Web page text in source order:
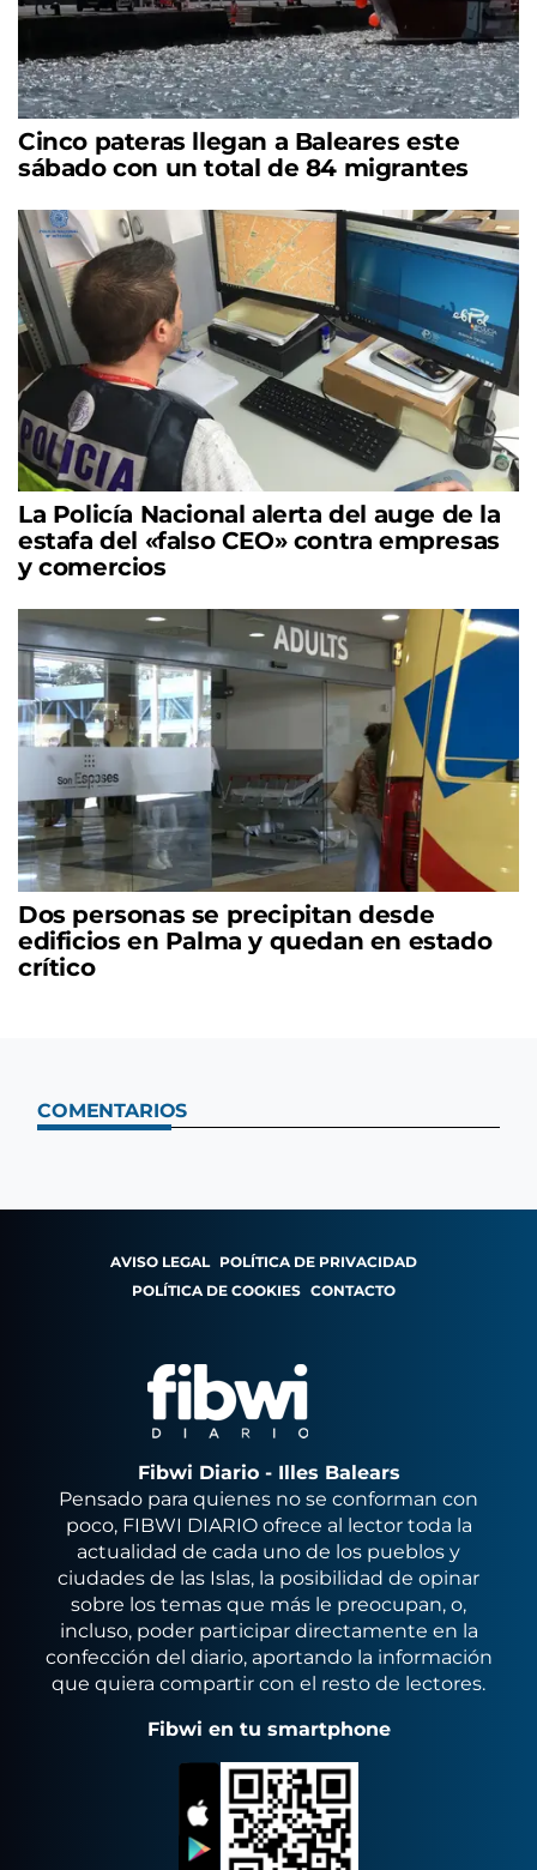
Cinco pateras llegan a Baleares este
sábado con un total de 84 migrantes
La Policía Nacional alerta del auge de la
estafa del «falso CEO» contra empresas
y comercios
Dos personas se precipitan desde
edificios en Palma y quedan en estado
crítico
COMENTARIOS
AVISO LEGAL POLÍTICA DE PRIVACIDAD
POLÍTICA DE COOKIES CONTACTO
Fibwi Diario - Illes Balears
Pensado para quienes no se conforman con
poco, FIBWI DIARIO ofrece al lector toda la
actualidad de cada uno de los pueblos y
ciudades de las Islas, la posibilidad de opinar
sobre los temas que más le preocupan, o,
incluso, poder participar directamente en la
confección del diario, aportando la información
que quiera compartir con el resto de lectores.
Fibwi en tu smartphone